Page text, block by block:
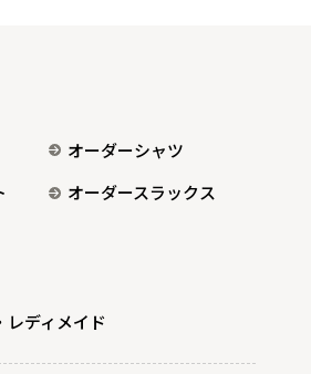
オーダーシャツ
オーダースラックス
レディメイド